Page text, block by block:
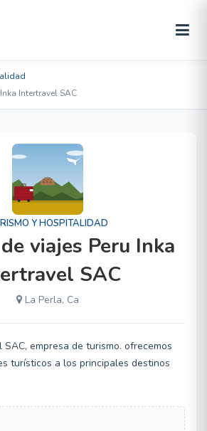
Intertravel SAC
Y HOSPITALIDAD
viajes Peru Inka
SAC
La Perla, Ca
empresa de turismo. ofrecemos
turísticos a los principales destinos